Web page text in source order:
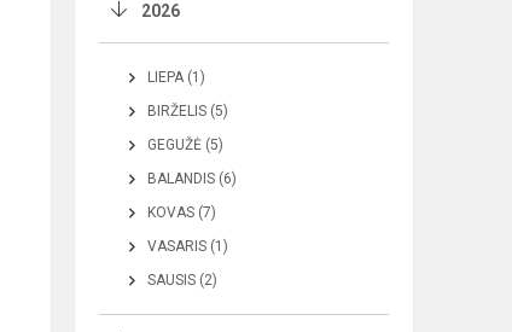
2026
LIEPA (1)
BIRŽELIS (5)
GEGUŽĖ (5)
BALANDIS (6)
KOVAS (7)
VASARIS (1)
SAUSIS (2)